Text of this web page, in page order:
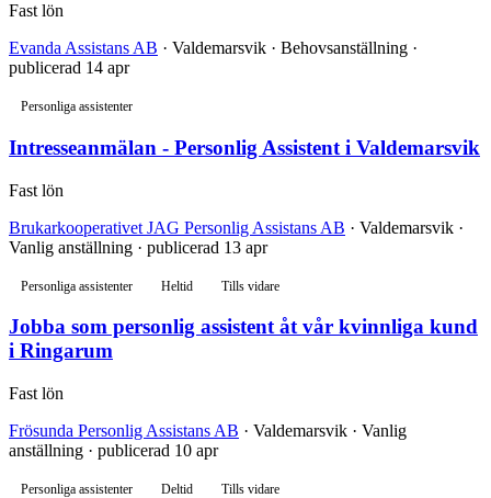
Fast lön
Evanda Assistans AB · Valdemarsvik · Behovsanställning ·
publicerad 14 apr
Personliga assistenter
Intresseanmälan - Personlig Assistent i Valdemarsvik
Fast lön
Brukarkooperativet JAG Personlig Assistans AB · Valdemarsvik ·
Vanlig anställning · publicerad 13 apr
Personliga assistenter Heltid Tills vidare
Jobba som personlig assistent åt vår kvinnliga kund
i Ringarum
Fast lön
Frösunda Personlig Assistans AB · Valdemarsvik · Vanlig
anställning · publicerad 10 apr
Personliga assistenter Deltid Tills vidare